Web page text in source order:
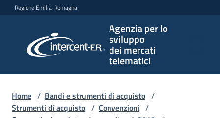
Vai al contenuto
Vai alla navigazione
Vai al footer
Regione Emilia-Romagna
Agenzia per lo
sviluppo
dei mercati
telematici
per lo
sviluppo
telematici
Home / Bandi e strumenti di acquisto /
Strumenti di acquisto / Convenzioni /